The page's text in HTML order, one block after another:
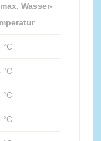
Wasser-
°C
°C
°C
°C